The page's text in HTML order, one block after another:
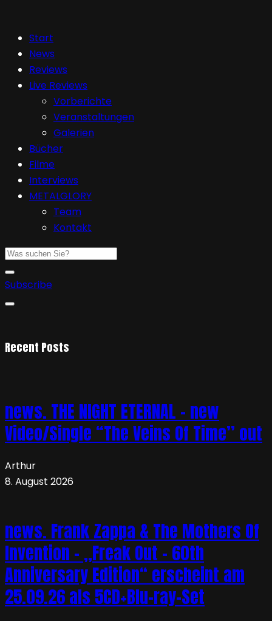
Start
News
Reviews
Live Reviews
Vorberichte
Veranstaltungen
Galerien
Bücher
Filme
Interviews
METALGLORY
Team
Kontakt
Subscribe
Recent Posts
news. THE NIGHT ETERNAL – new
Video/Single “The Veins Of Time” out
Arthur
8. August 2026
news. Frank Zappa & The Mothers Of
Invention – „Freak Out – 60th
Anniversary Edition“ erscheint am
25.09.26 als 5CD+Blu-ray-Set